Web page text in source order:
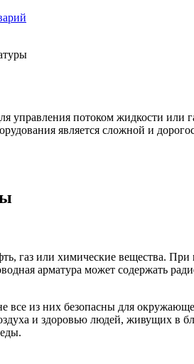
управления потоком жидкости или
является сложной и
газ или химические вещества.
арматура может содержать
все из них безопасны для
и здоровью людей, живущих в